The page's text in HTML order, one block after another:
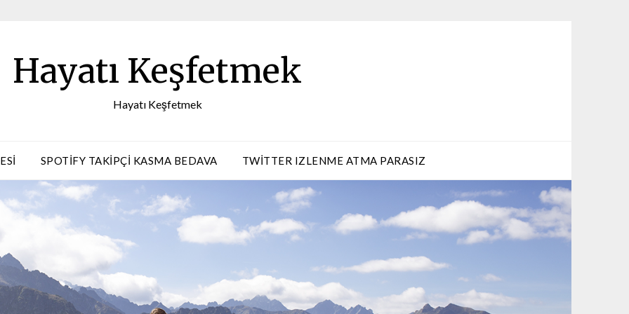
Hayatı Keşfetmek
Hayatı Keşfetmek
SPOTIFY TAKIPÇI KASMA BEDAVA TWITTER IZLENME ATMA PARASIZ